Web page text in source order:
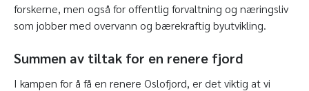
forskerne, men også for offentlig forvaltning og næringsliv
som jobber med overvann og bærekraftig byutvikling.
Summen av tiltak for en renere fjord
I kampen for å få en renere Oslofjord, er det viktig at vi